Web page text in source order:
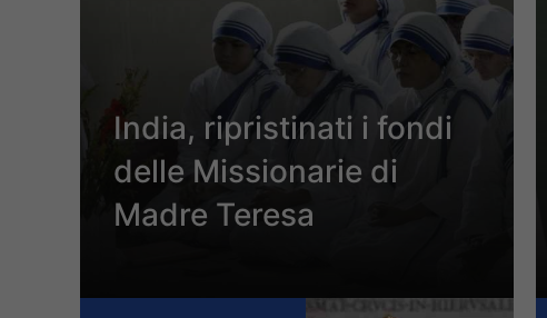
India, ripristinati i fondi
delle Missionarie di
Madre Teresa